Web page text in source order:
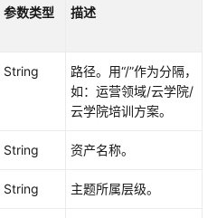
参数类型 描述
String
路径。用“/”作为分隔，
如：运营领域/云学院/
云学院培训方案。
String 资产名称。
String 主题所属层级。